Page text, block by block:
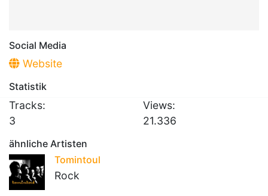
Social Media
Website
Statistik
Tracks:
3
Views:
21.336
ähnliche Artisten
Tomintoul
Rock